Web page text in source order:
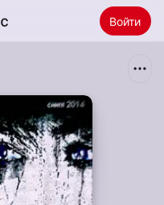
Войти
Music